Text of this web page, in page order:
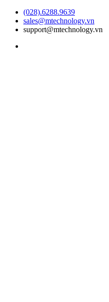
(028).6288.9639
sales@mtechnology.vn
support@mtechnology.vn